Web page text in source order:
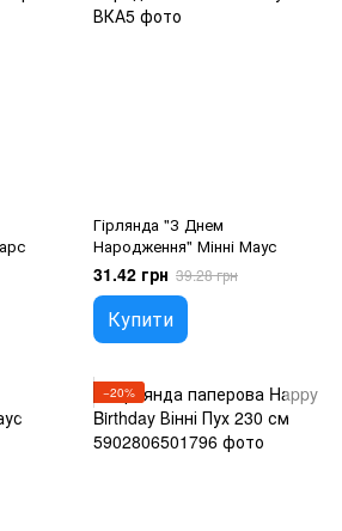
Гірлянда "З Днем
Народження" Мінні Маус
31.42 грн 39.28 грн
Купити
−20%